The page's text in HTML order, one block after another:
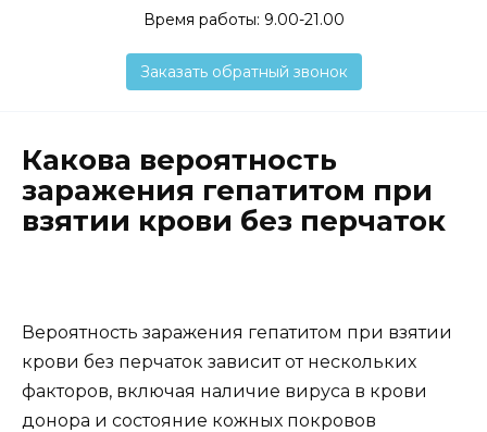
Время работы: 9.00-21.00
Заказать обратный звонок
Какова вероятность
заражения гепатитом при
взятии крови без перчаток
Вероятность заражения гепатитом при взятии
крови без перчаток зависит от нескольких
факторов, включая наличие вируса в крови
донора и состояние кожных покровов